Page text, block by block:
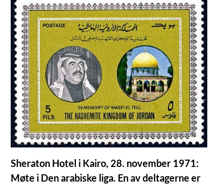
Sheraton Hotel i Kairo, 28. november 1971:
Møte i Den arabiske liga. En av deltagerne er